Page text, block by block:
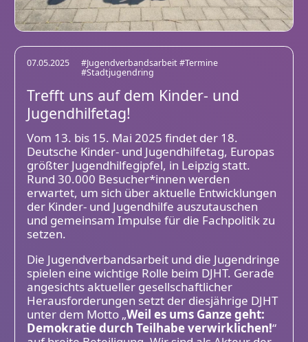
Trefft uns auf dem Kinder- und
Jugendhilfetag!
Vom 13. bis 15. Mai 2025 findet der 18.
Deutsche Kinder- und Jugendhilfetag, Europas
größter Jugendhilfegipfel, in Leipzig statt.
Rund 30.000 Besucher*innen werden
erwartet, um sich über aktuelle Entwicklungen
der Kinder- und Jugendhilfe auszutauschen
und gemeinsam Impulse für die Fachpolitik zu
setzen.
Die Jugendverbandsarbeit und die Jugendringe
spielen eine wichtige Rolle beim DJHT. Gerade
angesichts aktueller gesellschaftlicher
Herausforderungen setzt der diesjährige DJHT
unter dem Motto „Weil es ums Ganze geht:
Demokratie durch Teilhabe verwirklichen!“
07.05.2025 #Jugendverbandsarbeit#Termine
#Stadtjugendring